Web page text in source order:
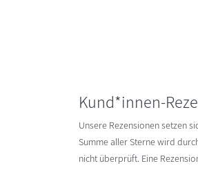
Kund*innen-
Unsere Rezensionen setzen
Summe aller Sterne wird
nicht überprüft. Eine